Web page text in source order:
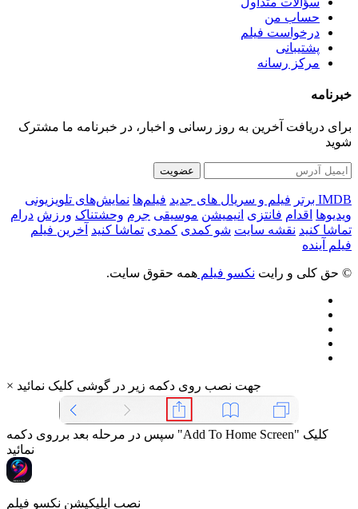
حساب من
درخواست فیلم
پشتیبانی
مرکز رسانه
خبرنامه
برای دریافت آخرین به روز رسانی و اخبار، در خبرنامه ما مشترک
شوید
عضویت
IMDB برتر فیلم و سریال های جدید فیلم‌ها نمایش‌های تلویزیونی
ویدیوها اقدام فانتزی انیمیشن موسیقی جرم وحشتناک ورزش درام
تماشا کنید نقشه سایت شو کمدی کمدی تماشا کنید آخرین فیلم
فیلم آینده
© حق کلی و رایت نکسو فیلم همه حقوق سایت.
× جهت نصب روی دکمه زیر در گوشی کلیک نمائید
سپس در مرحله بعد برروی دکمه "Add To Home Screen" کلیک
نمائید
نصب اپلیکیشن نکسو فیلم